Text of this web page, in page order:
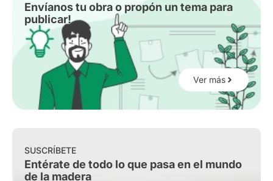
Envíanos tu obra o propón un tema para
publicar!
Ver más
SUSCRÍBETE
Entérate de todo lo que pasa en el mundo
de la madera